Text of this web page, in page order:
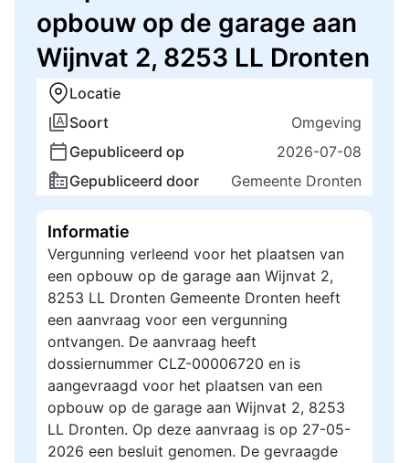
opbouw op de garage aan
Wijnvat 2, 8253 LL Dronten
Locatie
Soort
Omgeving
Gepubliceerd op
2026-07-08
Gepubliceerd door
Gemeente Dronten
Informatie
Vergunning verleend voor het plaatsen van
een opbouw op de garage aan Wijnvat 2,
8253 LL Dronten Gemeente Dronten heeft
een aanvraag voor een vergunning
ontvangen. De aanvraag heeft
dossiernummer CLZ-00006720 en is
aangevraagd voor het plaatsen van een
opbouw op de garage aan Wijnvat 2, 8253
LL Dronten. Op deze aanvraag is op 27-05-
2026 een besluit genomen. De gevraagde